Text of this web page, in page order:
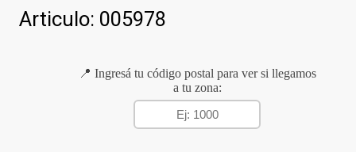
Articulo: 005978
📍 Ingresá tu código postal para ver si llegamos
a tu zona: